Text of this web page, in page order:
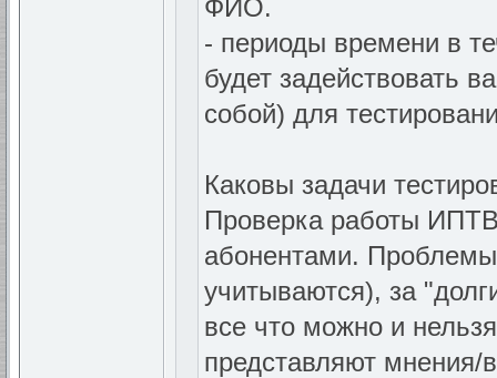
ФИО.
- периоды времени в
будет задействовать
собой) для
Каковы задачи
Проверка работы
абонентами.
учитываются), за
все что можно и
представляют